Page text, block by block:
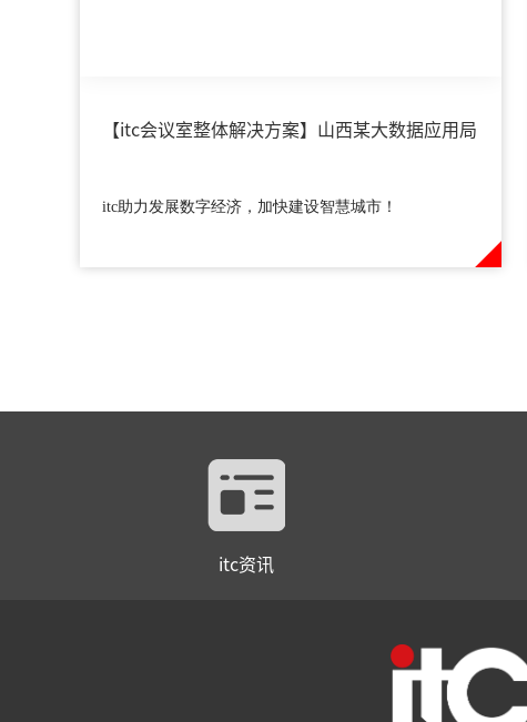
【itc会议室整体解决方案】山西某大数据应用局
itc助力发展数字经济，加快建设智慧城市！
itc资讯